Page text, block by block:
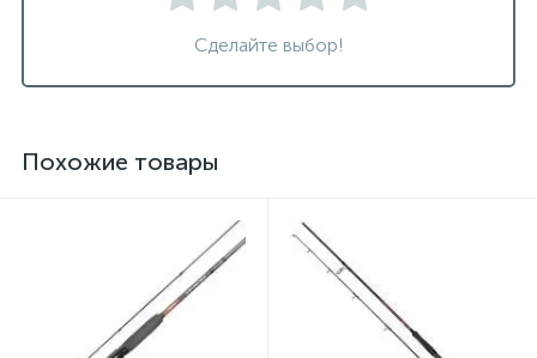
Сделайте выбор!
Похожие товары